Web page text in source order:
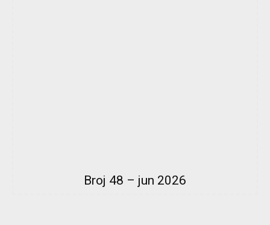
Broj 48 – jun 2026